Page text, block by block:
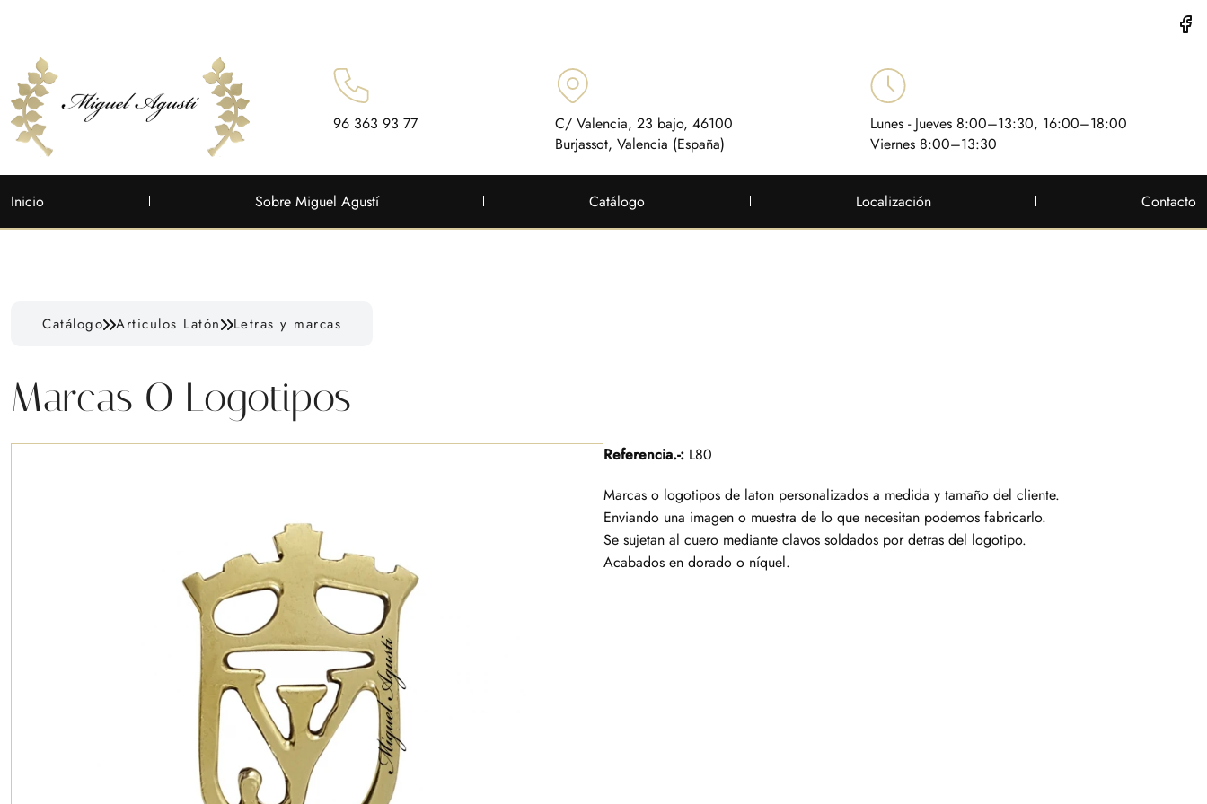
96 363 93 77
C/ Valencia, 23 bajo, 46100
Burjassot, Valencia (España)
Lunes - Jueves 8:00–13:30, 16:00–18:00
Viernes 8:00–13:30
Inicio Sobre Miguel Agustí Catálogo Localización Contacto
Catálogo Articulos Latón Letras y marcas
Marcas O Logotipos
Referencia.-: L80
Marcas o logotipos de laton personalizados a medida y tamaño del cliente.
Enviando una imagen o muestra de lo que necesitan podemos fabricarlo.
Se sujetan al cuero mediante clavos soldados por detras del logotipo.
Acabados en dorado o níquel.